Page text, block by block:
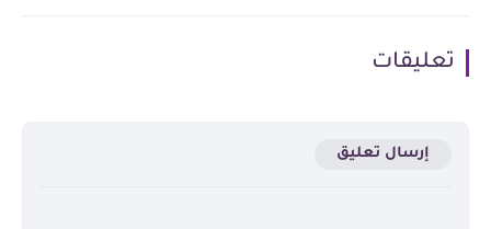
تعليقات
إرسال تعليق